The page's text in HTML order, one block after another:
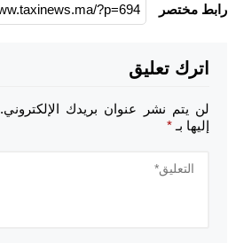
رابط مختصر
اترك تعليق
لن يتم نشر عنوان بريدك الإلكتروني.
إليها بـ *